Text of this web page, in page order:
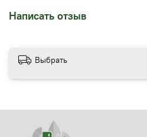
Написать отзыв
Выбрать